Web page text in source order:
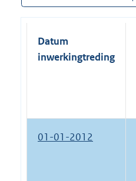
Datum
inwerkingtreding
01-01-2012